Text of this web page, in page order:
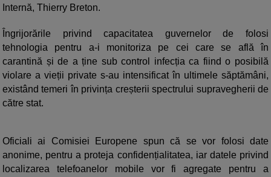
Internă, Thierry Breton.
Îngrijorările privind capacitatea guvernelor de folosi
tehnologia pentru a-i monitoriza pe cei care se află în
carantină și de a ține sub control infecția ca fiind o posibilă
violare a vieții private s-au intensificat în ultimele săptămâni,
existând temeri în privința creșterii spectrului supravegherii de
către stat.
Oficiali ai Comisiei Europene spun că se vor folosi date
anonime, pentru a proteja confidențialitatea, iar datele privind
localizarea telefoanelor mobile vor fi agregate pentru a